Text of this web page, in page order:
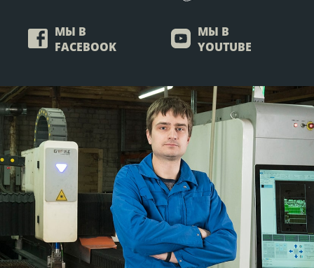
МЫ В
FACEBOOK
МЫ В
YOUTUBE